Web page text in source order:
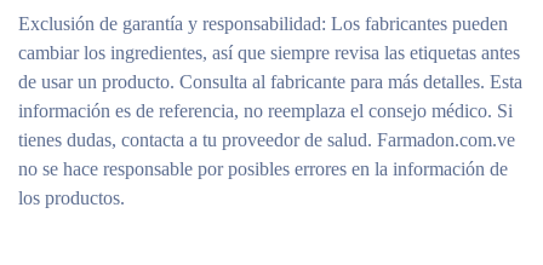
Exclusión de garantía y responsabilidad: Los fabricantes pueden
cambiar los ingredientes, así que siempre revisa las etiquetas antes
de usar un producto. Consulta al fabricante para más detalles. Esta
información es de referencia, no reemplaza el consejo médico. Si
tienes dudas, contacta a tu proveedor de salud. Farmadon.com.ve
no se hace responsable por posibles errores en la información de
los productos.